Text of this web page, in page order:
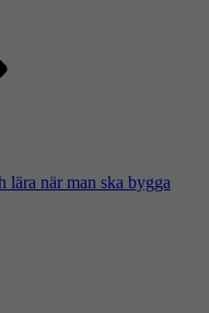
lära när man ska bygga